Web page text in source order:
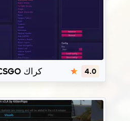
Falality.win CSGO كراك 4.0